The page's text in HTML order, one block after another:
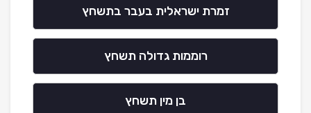
זמרת ישראלית בעבר בתשחץ
רוממות גדולה תשחץ
בן מין תשחץ